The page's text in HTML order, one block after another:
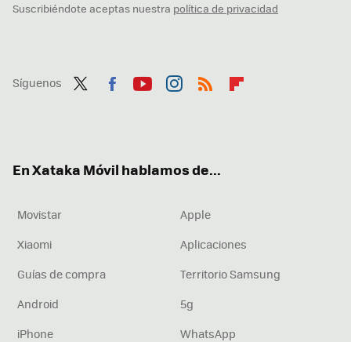
Suscribiéndote aceptas nuestra política de privacidad
Síguenos
En Xataka Móvil hablamos de...
Movistar
Apple
Xiaomi
Aplicaciones
Guías de compra
Territorio Samsung
Android
5g
iPhone
WhatsApp